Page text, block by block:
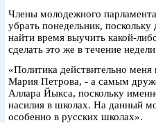
Члены молодежного
убрать понедельник,
найти время выучить какой-
сделать это же в течение
«Политика действительно меня
Мария Петрова, - а самым
Аллара Йыкса, поскольку
насилия в школах. На данный
особенно в русских школах».